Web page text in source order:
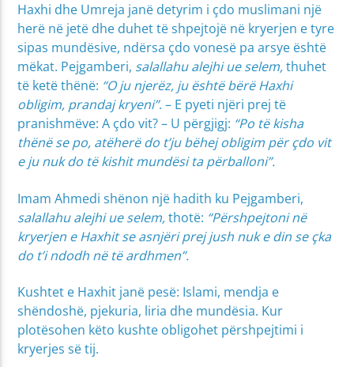
Haxhi dhe Umreja janë detyrim i çdo muslimani një
herë në jetë dhe duhet të shpejtojë në kryerjen e tyre
sipas mundësive, ndërsa çdo vonesë pa arsye është
mëkat. Pejgamberi, salallahu alejhi ue selem,thuhet
të ketë thënë: “O ju njerëz, ju është bërë Haxhi
obligim, prandaj kryeni”. – E pyeti njëri prej të
pranishmëve: A çdo vit? – U përgjigj: “Po të kisha
thënë se po, atëherë do t’ju bëhej obligim për çdo vit
e ju nuk do të kishit mundësi ta përballoni”.
Imam Ahmedi shënon një hadith ku Pejgamberi,
salallahu alejhi ue selem,thotë: “Përshpejtoni në
kryerjen e Haxhit se asnjëri prej jush nuk e din se çka
do t’i ndodh në të ardhmen”.
Kushtet e Haxhit janë pesë: Islami, mendja e
shëndoshë, pjekuria, liria dhe mundësia. Kur
plotësohen këto kushte obligohet përshpejtimi i
kryerjes së tij.